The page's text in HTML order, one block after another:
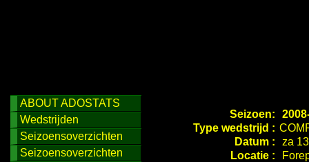
ABOUT ADOSTATS
Wedstrijden
Seizoensoverzichten
Seizoensoverzichten
Seizoen:
Type wedstrijd :
Datum :
za
Locatie :